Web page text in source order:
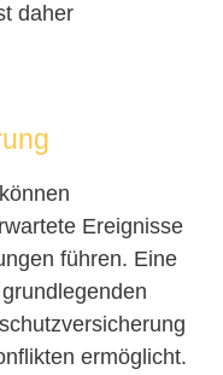
daher
Ereignisse
führen. Eine
ermöglicht.